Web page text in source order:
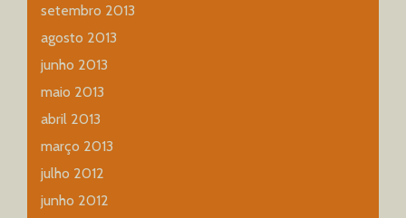
setembro 2013
agosto 2013
junho 2013
maio 2013
abril 2013
março 2013
julho 2012
junho 2012